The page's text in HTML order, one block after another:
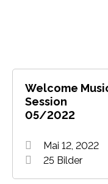
Welcome
Session
05/2022
Mai 12, 2022
25 Bilder